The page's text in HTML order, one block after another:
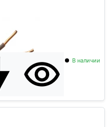
В наличии